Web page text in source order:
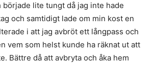
började lite tungt då jag inte hade
och samtidigt lade om min kost en
i att jag avbröt ett långpass och
vem som helst kunde ha räknat ut att
Bättre då att avbryta och åka hem